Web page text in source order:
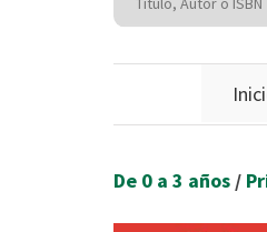
De 0 a 3 años /